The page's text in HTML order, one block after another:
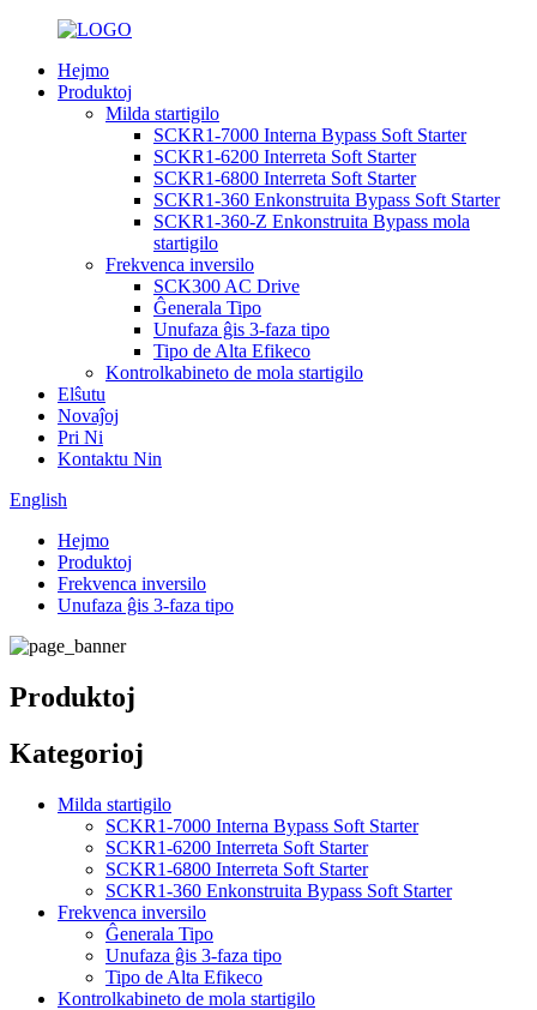
Hejmo
Produktoj
Milda startigilo
SCKR1-7000 Interna Bypass Soft Starter
SCKR1-6200 Interreta Soft Starter
SCKR1-6800 Interreta Soft Starter
SCKR1-360 Enkonstruita Bypass Soft Starter
SCKR1-360-Z Enkonstruita Bypass mola
startigilo
Frekvenca inversilo
SCK300 AC Drive
Ĝenerala Tipo
Unufaza ĝis 3-faza tipo
Tipo de Alta Efikeco
Kontrolkabineto de mola startigilo
Elŝutu
Novaĵoj
Pri Ni
Kontaktu Nin
English
Hejmo
Produktoj
Frekvenca inversilo
Unufaza ĝis 3-faza tipo
Produktoj
Kategorioj
Milda startigilo
SCKR1-7000 Interna Bypass Soft Starter
SCKR1-6200 Interreta Soft Starter
SCKR1-6800 Interreta Soft Starter
SCKR1-360 Enkonstruita Bypass Soft Starter
Frekvenca inversilo
Ĝenerala Tipo
Unufaza ĝis 3-faza tipo
Tipo de Alta Efikeco
Kontrolkabineto de mola startigilo